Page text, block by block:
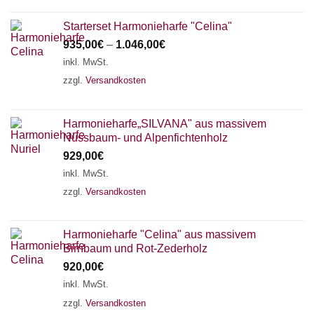
Starterset Harmonieharfe "Celina"
935,00€ – 1.046,00€
inkl. MwSt.
zzgl. Versandkosten
Harmonieharfe„SILVANA" aus massivem
Nussbaum- und Alpenfichtenholz
929,00€
inkl. MwSt.
zzgl. Versandkosten
Harmonieharfe "Celina" aus massivem
Birnbaum und Rot-Zederholz
920,00€
inkl. MwSt.
zzgl. Versandkosten